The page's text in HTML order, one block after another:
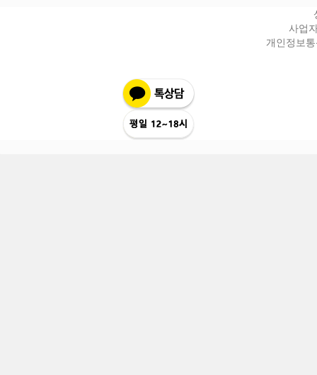
사업
개인정보